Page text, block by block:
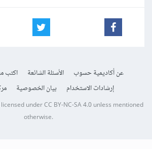
عن أكاديمية حسوب الأسئلة الشائعة اكتب
إرشادات الاستخدام
بيان الخصوصية
licensed underCC BY-NC-SA 4.0unless mentioned
otherwise.